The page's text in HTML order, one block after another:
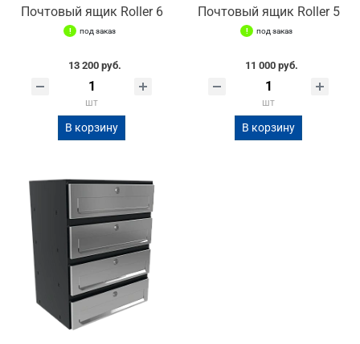
Почтовый ящик Roller 6
под заказ
13 200 руб.
шт
В корзину
Почтовый ящик Roller 5
под заказ
11 000 руб.
шт
В корзину